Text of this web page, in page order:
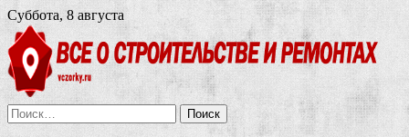
Суббота, 8 августа
Найти: